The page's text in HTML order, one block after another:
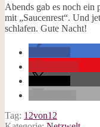
Abends gab es noch ein
mit „Saucenrest“. Und
schlafen. Gute Nacht!
Tag: 12von12